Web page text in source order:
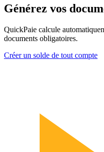
Générez vos
QuickPaie calcule
documents obligatoires.
Créer un solde de tout compte